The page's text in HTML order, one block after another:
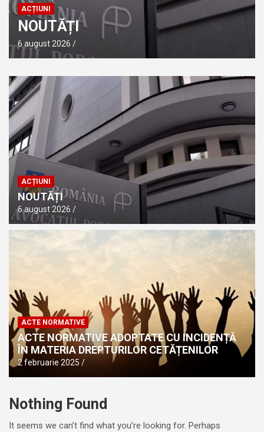
ACȚIUNI
NOUTĂȚI
6 august 2026
ACȚIUNI
NOUTĂȚI
6 august 2026
ACTE NORMATIVE
ACTE NORMATIVE ADOPTATE CU INCIDENȚĂ
ÎN MATERIA DREPTURILOR CETĂȚENILOR
2 februarie 2025
Nothing Found
It seems we can’t find what you’re looking for. Perhaps